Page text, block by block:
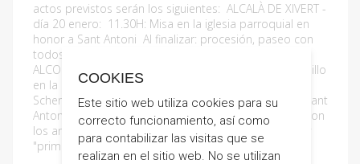
actos previstos serán los siguientes: ALCALÀ DE XIVERT -
día 20 enero: 11.30H: Misa en la iglesia parroquial en
honor a Sant Antoni Al finalizar: procesión, paseo con
todos los animales por las calles de la locaildad.
ALCOSSEBRE: Día 26 enero: 21:00H: cena de sobaquillo
en la Calle Rench 21:30h: Concierto a cargo del dúo
Scherzo Group. Día 27 enero: 10h: Misa en honor a Sant
Antoni en la iglesia de Alcossebre Al finalizar: paseo con
los animales por las calles de la localidad, moscatel y
"primeta".
COOKIES
Este sitio web utiliza cookies para su
correcto funcionamiento, así como
para contabilizar las visitas que se
realizan en el sitio web. No se utilizan